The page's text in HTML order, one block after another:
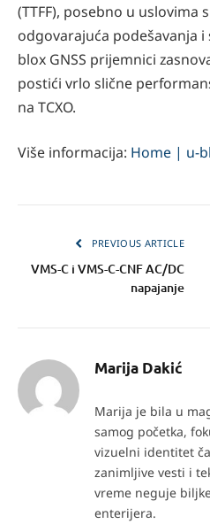
(TTFF), posebno u uslovima
odgovarajuća podešavanja i
blox GNSS prijemnici
postići vrlo slične
na TCXO.
Više informacija: Home | u-
PREVIOUS ARTICLE
VMS-C i VMS-C-CNF AC/DC
napajanje
Marija Dakić
Marija je bila u
samog početka,
vizuelni identitet
zanimljive vesti i
vreme neguje
enterijera.